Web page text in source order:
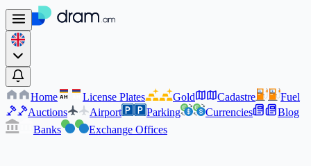
Home AM License Plates Gold Cadastre
Fuel
Auctions
Airport Parking Currencies
Blog
Banks
Exchange Offices